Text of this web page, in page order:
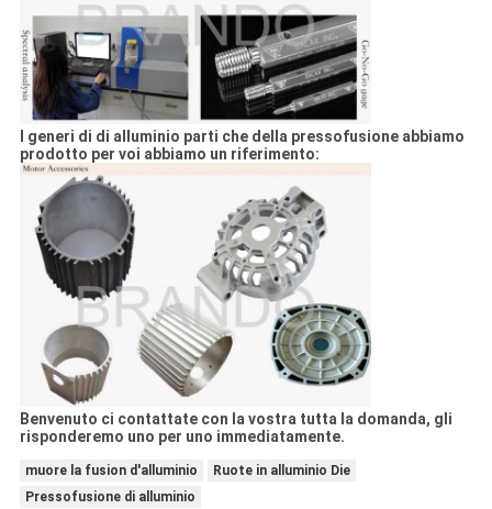
I generi di di alluminio parti che della pressofusione abbiamo
prodotto per voi abbiamo un riferimento:
Benvenuto ci contattate con la vostra tutta la domanda, gli
risponderemo uno per uno immediatamente.
muore la fusion d'alluminio
Ruote in alluminio Die
Pressofusione di alluminio